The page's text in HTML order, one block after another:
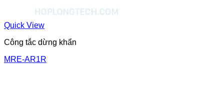
Quick View
Công tắc dừng khẩn
MRE-AR1R